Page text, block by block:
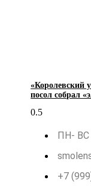
«Королевский
посол собрал
ПН- ВС
+7